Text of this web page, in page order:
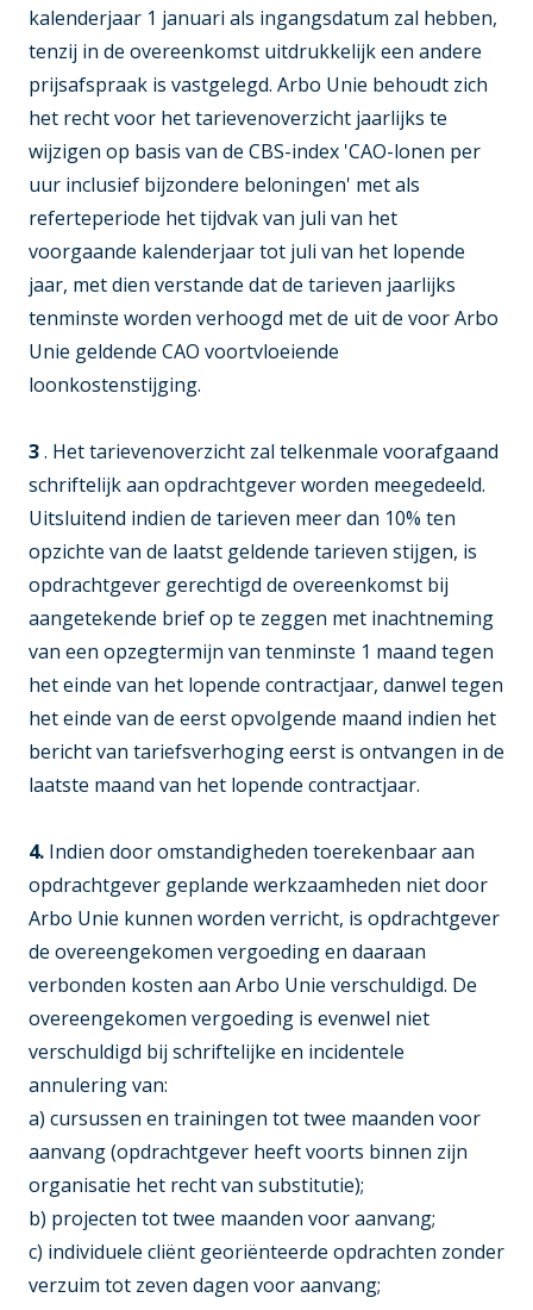
kalenderjaar 1 januari als ingangsdatum zal hebben,
tenzij in de overeenkomst uitdrukkelijk een andere
prijsafspraak is vastgelegd. Arbo Unie behoudt zich
het recht voor het tarievenoverzicht jaarlijks te
wijzigen op basis van de CBS-index 'CAO-lonen per
uur inclusief bijzondere beloningen' met als
referteperiode het tijdvak van juli van het
voorgaande kalenderjaar tot juli van het lopende
jaar, met dien verstande dat de tarieven jaarlijks
tenminste worden verhoogd met de uit de voor Arbo
Unie geldende CAO voortvloeiende
loonkostenstijging.
3. Het tarievenoverzicht zal telkenmale voorafgaand
schriftelijk aan opdrachtgever worden meegedeeld.
Uitsluitend indien de tarieven meer dan 10% ten
opzichte van de laatst geldende tarieven stijgen, is
opdrachtgever gerechtigd de overeenkomst bij
aangetekende brief op te zeggen met inachtneming
van een opzegtermijn van tenminste 1 maand tegen
het einde van het lopende contractjaar, danwel tegen
het einde van de eerst opvolgende maand indien het
bericht van tariefsverhoging eerst is ontvangen in de
laatste maand van het lopende contractjaar.
4. Indien door omstandigheden toerekenbaar aan
opdrachtgever geplande werkzaamheden niet door
Arbo Unie kunnen worden verricht, is opdrachtgever
de overeengekomen vergoeding en daaraan
verbonden kosten aan Arbo Unie verschuldigd. De
overeengekomen vergoeding is evenwel niet
verschuldigd bij schriftelijke en incidentele
annulering van:
a) cursussen en trainingen tot twee maanden voor
aanvang (opdrachtgever heeft voorts binnen zijn
organisatie het recht van substitutie);
b) projecten tot twee maanden voor aanvang;
c) individuele cliënt georiënteerde opdrachten zonder
verzuim tot zeven dagen voor aanvang;